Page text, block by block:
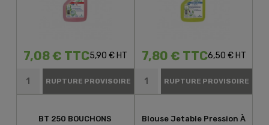
7,08 € TTC5,90 € HT
RUPTURE PROVISOIRE
7,80 € TTC6,50 € HT
RUPTURE PROVISOIRE
BT 250 BOUCHONS
Blouse Jetable Pression À